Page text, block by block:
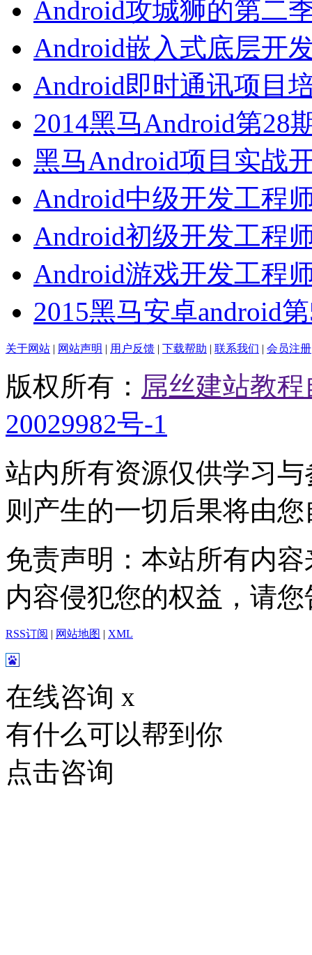
Android攻城狮的第二
Android嵌入式底层开
Android即时通讯项目
2014黑马Android第28
黑马Android项目实战
Android中级开发工程
Android初级开发工程
Android游戏开发工程
2015黑马安卓android
关于网站 | 网站声明 | 用户反馈 | 下载帮助 | 联系我们 | 会员注册
版权所有： 屌丝建站教
20029982号-1
站内所有资源仅供学习
则产生的一切后果将由
免责声明：本站所有内
内容侵犯您的权益，请
RSS订阅 | 网站地图 | XML
在线咨询 x
有什么可以帮到你
点击咨询